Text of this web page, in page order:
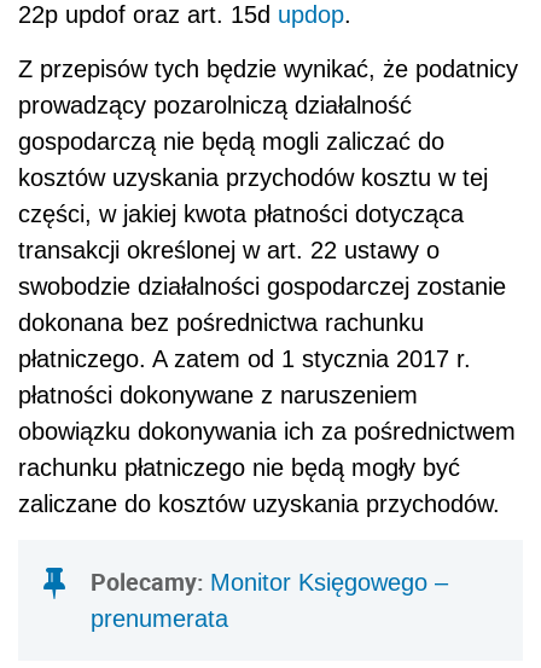
22p updof oraz art. 15d updop.
Z przepisów tych będzie wynikać, że podatnicy
prowadzący pozarolniczą działalność
gospodarczą nie będą mogli zaliczać do
kosztów uzyskania przychodów kosztu w tej
części, w jakiej kwota płatności dotycząca
transakcji określonej w art. 22 ustawy o
swobodzie działalności gospodarczej zostanie
dokonana bez pośrednictwa rachunku
płatniczego. A zatem od 1 stycznia 2017 r.
płatności dokonywane z naruszeniem
obowiązku dokonywania ich za pośrednictwem
rachunku płatniczego nie będą mogły być
zaliczane do kosztów uzyskania przychodów.
Polecamy: Monitor Księgowego –
prenumerata